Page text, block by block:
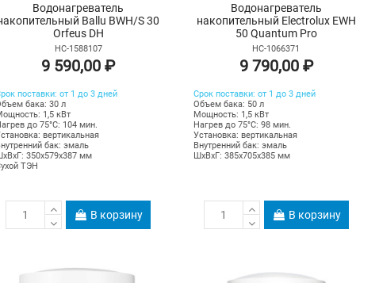
Водонагреватель
Ballu BWH/S 30
Orfeus DH
НС-1588107
9 590,00 ₽
поставки: от 1 до 3 дней
бака: 30 л
1,5 кВт
до 75°С: 104 мин.
вертикальная
бак: эмаль
350х579х387 мм
ТЭН
В корзину
Водонагреватель
накопительный Electrolux EWH
50 Quantum Pro
НС-1066371
9 790,00 ₽
Срок поставки: от 1 до 3 дней
Объем бака: 50 л
Мощность: 1,5 кВт
Нагрев до 75°С: 98 мин.
Установка: вертикальная
Внутренний бак: эмаль
ШхВхГ: 385х705х385 мм
В корзину